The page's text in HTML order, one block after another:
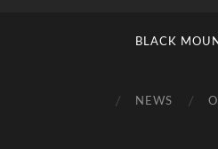
BLACK
NEWS